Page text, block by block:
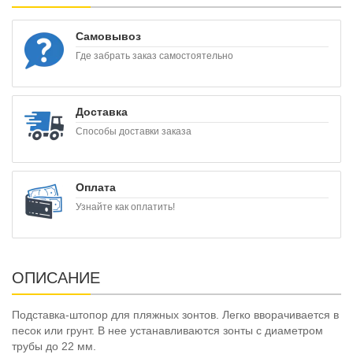
Самовывоз
Где забрать заказ самостоятельно
Доставка
Способы доставки заказа
Оплата
Узнайте как оплатить!
ОПИСАНИЕ
Подставка-штопор для пляжных зонтов. Легко вворачивается в
песок или грунт. В нее устанавливаются зонты с диаметром
трубы до 22 мм.